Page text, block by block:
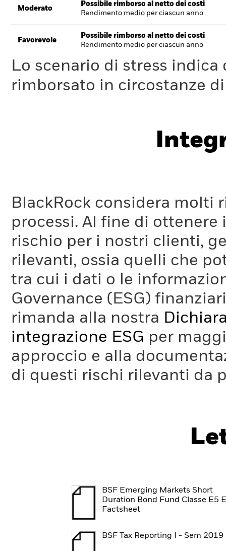
Moderato
Possibile rimborso al netto dei costi
Rendimento medio per ciascun anno
Favorevole
Possibile rimborso al netto dei costi
Rendimento medio per ciascun anno
Lo scenario di stress
rimborsato in circostanze
BlackRock considera molti
processi. Al fine di
rischio per i nostri clienti,
rilevanti, ossia quelli che
tra cui i dati o le
Governance (ESG)
rimanda alla nostra
integrazione ESG per
approccio e alla
di questi rischi rilevanti da
BSF Emerging Markets Short
Duration Bond Fund Classe E5
Factsheet
BSF Tax Reporting I - Sem 2019